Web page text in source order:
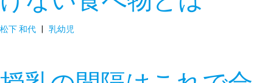
松下 和代 | 乳幼児